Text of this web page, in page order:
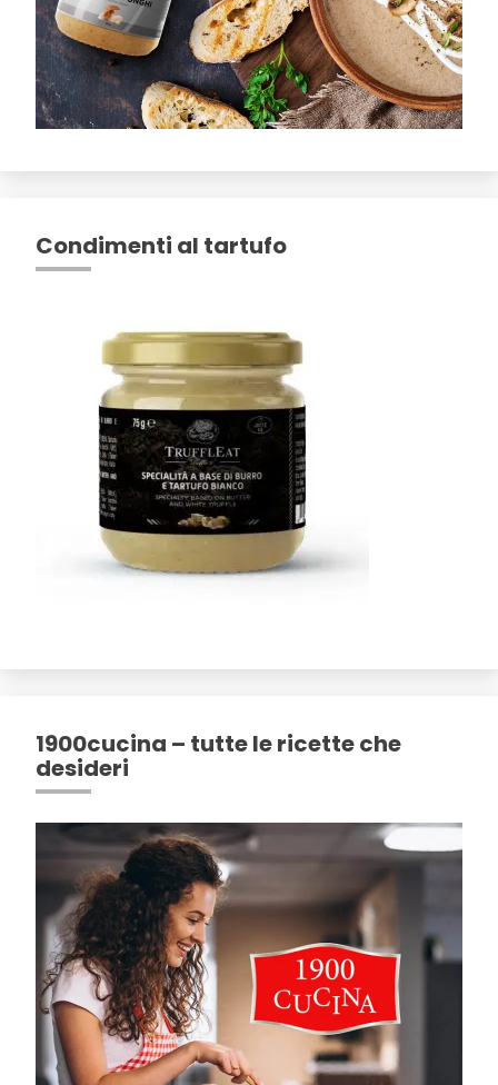
Condimenti al tartufo
1900cucina – tutte le ricette che
desideri